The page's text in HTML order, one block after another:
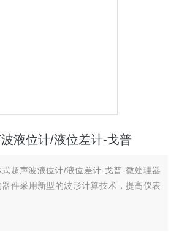
液位计/液位差计-戈普
超声波液位计/液位差计-戈普-微处理器
件采用新型的波形计算技术，提高仪表